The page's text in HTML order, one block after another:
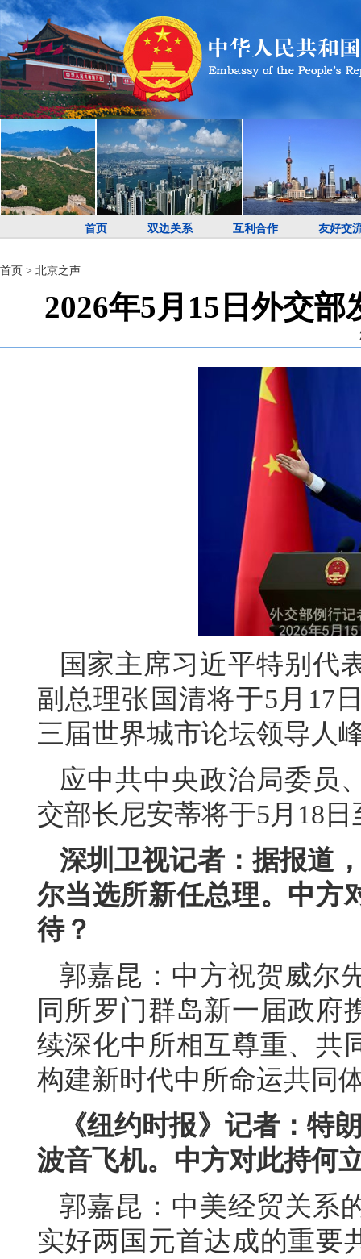
首页 双边关系 互利合作 友好交
首页 > 北京之声
2026年5月15日外交
国家主席习近平特别代
副总理张国清将于5月17
三届世界城市论坛领导人
应中共中央政治局委员
交部长尼安蒂将于5月18
深圳卫视记者：据报道
尔当选所新任总理。中方
待？
郭嘉昆：中方祝贺威尔
同所罗门群岛新一届政府
续深化中所相互尊重、共
构建新时代中所命运共同
《纽约时报》记者：特
波音飞机。中方对此持何
郭嘉昆：中美经贸关系
实好两国元首达成的重要